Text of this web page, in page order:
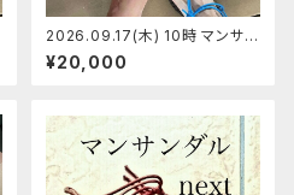
2026.09.17(木) 10時 マンサン
ダル代官山店 マンサンダルワー
クショップ 【定員5】あきちゃん
¥20,000